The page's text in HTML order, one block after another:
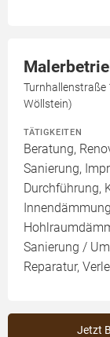
Turnhallenstraße
Wöllstein)
TÄTIGKEITEN
Beratung,
Sanierung,
Durchführung,
Sanierung /
Reparatur,
Jetzt